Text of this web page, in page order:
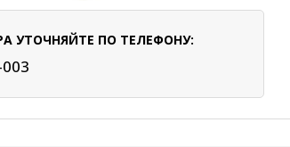
УТОЧНЯЙТЕ ПО ТЕЛЕФОНУ: